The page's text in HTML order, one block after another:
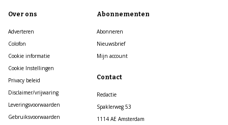
Over ons
Adverteren
Colofon
Cookie informatie
Cookie Instellingen
Privacy beleid
Disclaimer/vrijwaring
Leveringsvoorwaarden
Gebruiksvoorwaarden
Abonnementen
Abonneren
Nieuwsbrief
Mijn account
Contact
Redactie
Spaklerweg 53
1114 AE Amsterdam